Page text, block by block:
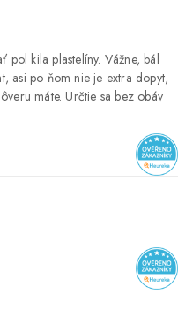
pol kila plastelíny. Vážne, bál
asi po ňom nie je extra dopyt,
máte. Určtie sa bez obáv